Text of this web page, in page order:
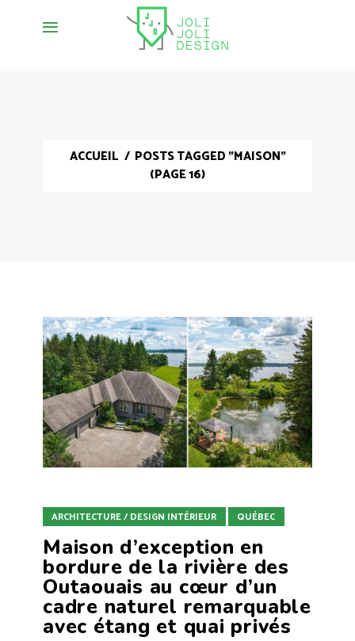
ACCUEIL / POSTS TAGGED "MAISON"
(PAGE 16)
ARCHITECTURE / DESIGN INTÉRIEUR QUÉBEC
Maison d’exception en
bordure de la rivière des
Outaouais au cœur d’un
cadre naturel remarquable
avec étang et quai privés